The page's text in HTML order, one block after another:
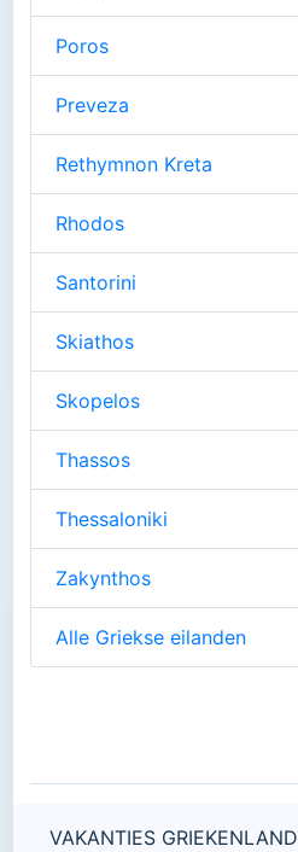
Poros
Preveza
Rethymnon Kreta
Rhodos
Santorini
Skiathos
Skopelos
Thassos
Thessaloniki
Zakynthos
Alle Griekse eilanden
VAKANTIES GRIEKENLAND